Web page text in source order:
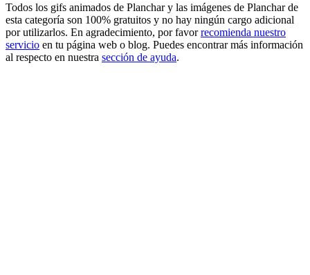
Todos los gifs animados de Planchar y las imágenes de Planchar de
esta categoría son 100% gratuitos y no hay ningún cargo adicional
por utilizarlos. En agradecimiento, por favorrecomienda nuestro
servicio en tu página web o blog. Puedes encontrar más información
al respecto en nuestra sección de ayuda.